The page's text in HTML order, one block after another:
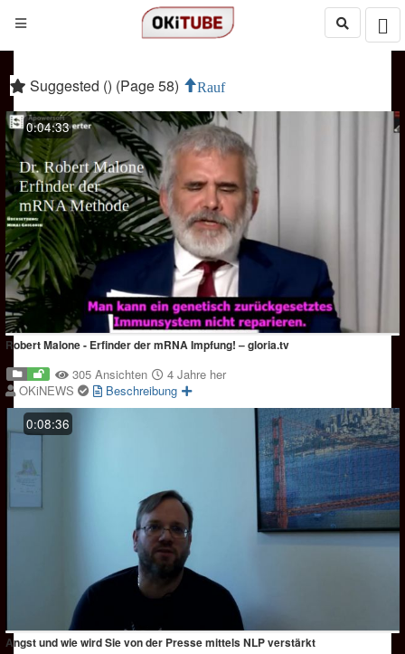
Suggested () (Page 58) Rauf
0:04:33
Robert Malone - Erfinder der mRNA Impfung! – gloria.tv
305 Ansichten
4 Jahre her
OKiNEWS
Beschreibung
0:08:36
Angst und wie wird Sie von der Presse mittels NLP verstärkt